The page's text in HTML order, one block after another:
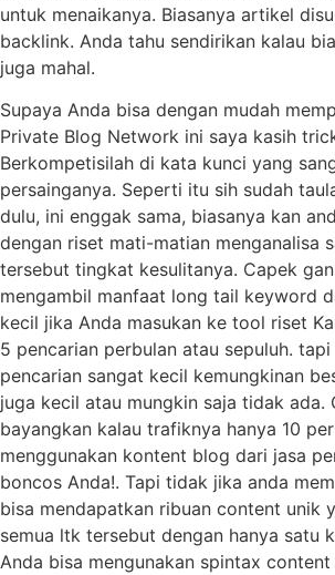
untuk menaikanya. Biasanya artikel
backlink. Anda tahu sendirikan kalau
juga mahal.
Supaya Anda bisa dengan mudah
Private Blog Network ini saya kasih
Berkompetisilah di kata kunci yang
persainganya. Seperti itu sih sudah
dulu, ini enggak sama, biasanya kan
dengan riset mati-matian menganalisa
tersebut tingkat kesulitanya. Capek
mengambil manfaat long tail keyword
kecil jika Anda masukan ke tool riset
5 pencarian perbulan atau sepuluh.
pencarian sangat kecil kemungkinan
juga kecil atau mungkin saja tidak ada.
bayangkan kalau trafiknya hanya 10
menggunakan kontent blog dari jasa
boncos Anda!. Tapi tidak jika anda
bisa mendapatkan ribuan content unik
semua ltk tersebut dengan hanya satu
Anda bisa mengunakan spintax